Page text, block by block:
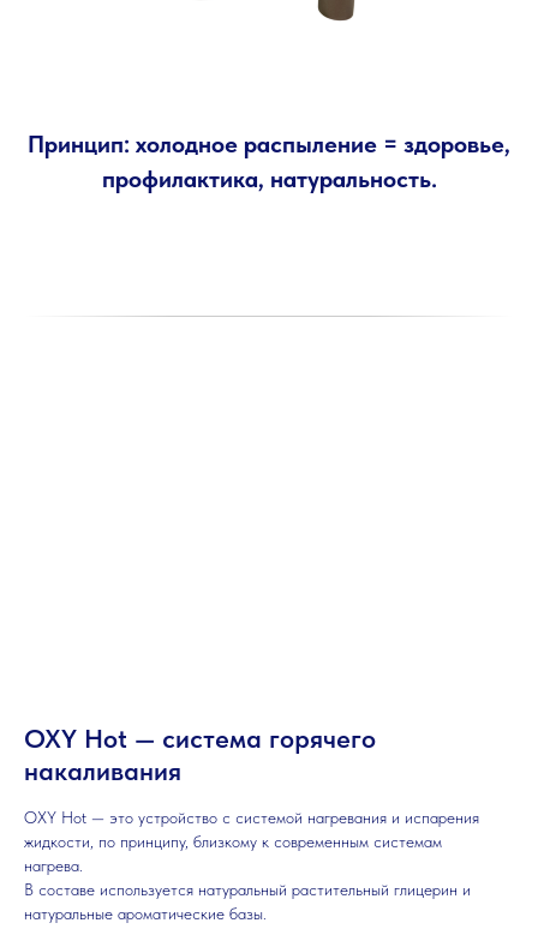
Принцип: холодное распыление = здоровье,
профилактика, натуральность.
OXY Hot — система горячего
накаливания
OXY Hot — это устройство с системой нагревания и испарения
жидкости, по принципу, близкому к современным системам
нагрева.
В составе используется натуральный растительный глицерин и
натуральные ароматические базы.